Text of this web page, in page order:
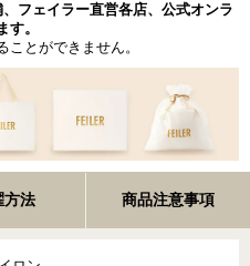
フェイラー直営各店、公式オンラ
。
とができません。
方法 商品注意事項